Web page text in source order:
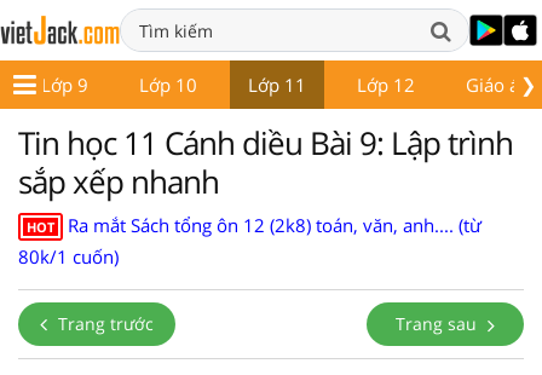
❯
Lớp 9 Lớp 10 Lớp 11 Lớp 12 Giáo án
Tin học 11 Cánh diều Bài 9: Lập trình
sắp xếp nhanh
HOT
Ra mắt Sách tổng ôn 12 (2k8) toán, văn, anh.... (từ
80k/1 cuốn)
Trang trước Trang sau